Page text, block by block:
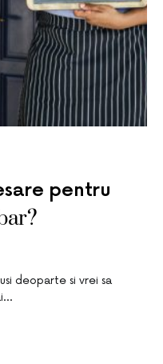
pentru
deoparte si vrei sa